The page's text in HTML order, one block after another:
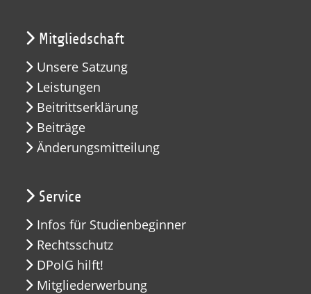
Mitgliedschaft
Unsere Satzung
Leistungen
Beitrittserklärung
Beiträge
Änderungsmitteilung
Service
Infos für Studienbeginner
Rechtsschutz
DPolG hilft!
Mitgliederwerbung